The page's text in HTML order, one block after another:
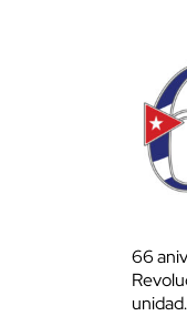
66
unidad.